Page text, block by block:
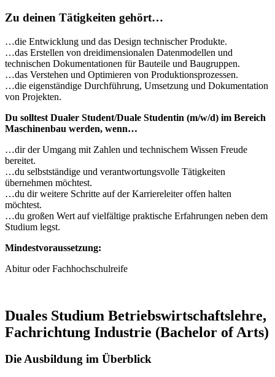
Zu deinen Tätigkeiten gehört…
…die Entwicklung und das Design technischer Produkte.
…das Erstellen von dreidimensionalen Datenmodellen und
technischen Dokumentationen für Bauteile und Baugruppen.
…das Verstehen und Optimieren von Produktionsprozessen.
…die eigenständige Durchführung, Umsetzung und Dokumentation
von Projekten.
Du solltest Dualer Student/Duale Studentin (m/w/d) im Bereich
Maschinenbau werden, wenn…
…dir der Umgang mit Zahlen und technischem Wissen Freude
bereitet.
…du selbstständige und verantwortungsvolle Tätigkeiten
übernehmen möchtest.
…du dir weitere Schritte auf der Karriereleiter offen halten
möchtest.
…du großen Wert auf vielfältige praktische Erfahrungen neben dem
Studium legst.
Mindestvoraussetzung:
Abitur oder Fachhochschulreife
Duales Studium Betriebswirtschaftslehre,
Fachrichtung Industrie (Bachelor of Arts)
Die Ausbildung im Überblick